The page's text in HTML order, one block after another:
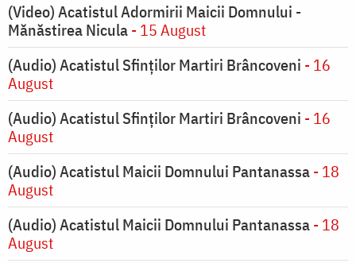
(Video) Acatistul Adormirii Maicii Domnului -
Mănăstirea Nicula- 15 August
(Audio) Acatistul Sfinților Martiri Brâncoveni - 16
August
(Audio) Acatistul Sfinților Martiri Brâncoveni - 16
August
(Audio) Acatistul Maicii Domnului Pantanassa- 18
August
(Audio) Acatistul Maicii Domnului Pantanassa- 18
August